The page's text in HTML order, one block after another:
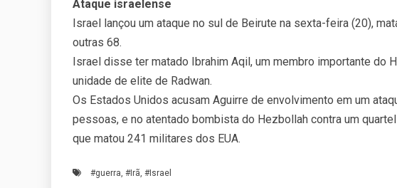
Ataque israelense
Israel lançou um ataque no sul de Beirute na sexta-feira (20),
outras 68.
Israel disse ter matado Ibrahim Aqil, um membro importante do
unidade de elite de Radwan.
Os Estados Unidos acusam Aguirre de envolvimento em um
pessoas, e no atentado bombista do Hezbollah contra um
que matou 241 militares dos EUA.
#guerra, #Irã, #Israel